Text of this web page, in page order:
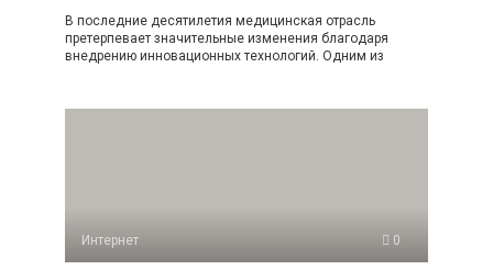
В последние десятилетия медицинская отрасль
претерпевает значительные изменения благодаря
внедрению инновационных технологий. Одним из
Интернет 0